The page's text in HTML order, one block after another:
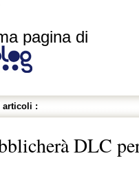
pagina di
articoli :
DLC